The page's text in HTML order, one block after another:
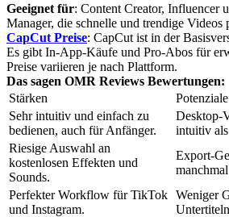
Geeignet für: Content Creator, Influencer
Manager, die schnelle und trendige Videos
CapCut Preise: CapCut ist in der
Es gibt In-App-Käufe und Pro-Abos für
Preise variieren je nach Plattform.
Das sagen OMR Reviews Bewertungen:
Stärken
Potenziale
Sehr intuitiv und einfach zu
bedienen, auch für Anfänger.
Desktop-
intuitiv
Riesige Auswahl an
kostenlosen Effekten und
Sounds.
Export-
Perfekter Workflow für TikTok
und Instagram.
Weniger